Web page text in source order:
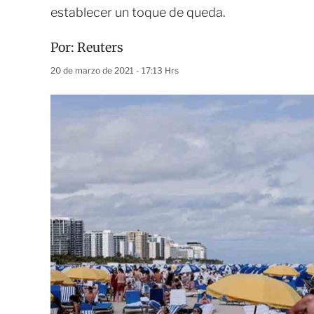
establecer un toque de queda.
Por: Reuters
20 de marzo de 2021 - 17:13 Hrs